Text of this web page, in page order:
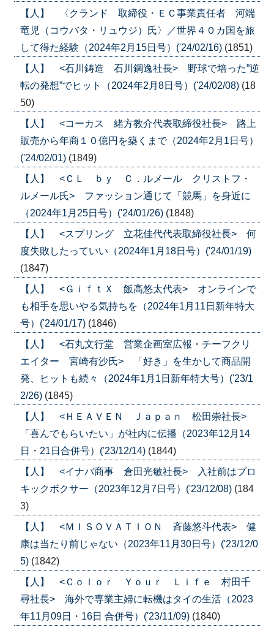
【人】 〈クランド 取締役・ＥＣ事業責任者 河端
竜児（コウバタ・リュウジ）氏〉／世界４０カ国を旅
して得た経験（2024年2月15日号）('24/02/16) (1851)
【人】 <石川鋳造 石川鋼逸社長> 野球で培った”逆
転の発想”でヒット（2024年2月8日号）('24/02/08) (18
50)
【人】 <コーカス 緒方教介代表取締役社長> 路上
販売から年商１０億円を築くまで（2024年2月1日号）
('24/02/01) (1849)
【人】 <ＣＬ ｂｙ Ｃ．ルメール クリストフ・
ルメール氏> ファッション通じて「競馬」を身近に
（2024年1月25日号）('24/01/26) (1848)
【人】 <スプリング 立花佳代代表取締役社長> 何
度失敗したっていい（2024年1月18日号）('24/01/19)
(1847)
【人】 <ＧｉｆｔＸ 飯高悠太代表> オンラインで
も相手を思いやる気持ちを（2024年1月11日新年特大
号）('24/01/17) (1846)
【人】 <石丸文行堂 営業企画室広報・チーフクリ
エイター 宮崎有沙氏> 「好き」を生かして商品開
発、ヒットも続々（2024年1月1日新年特大号）('23/1
2/26) (1845)
【人】 <ＨＥＡＶＥＮ Ｊａｐａｎ 松田崇社長>
「喜んでもらいたい」が社内に伝播（2023年12月14
日・21日合併号）('23/12/14) (1844)
【人】 <イナバ商事 倉田光敏社長> 入社前はプロ
キックボクサー（2023年12月7日号）('23/12/08) (184
3)
【人】 <ＭＩＳＯＶＡＴＩＯＮ 斉藤悠斗代表> 健
康は当たり前じゃない（2023年11月30日号）('23/12/0
5) (1842)
【人】 <Ｃｏｌｏｒ Ｙｏｕｒ Ｌｉｆｅ 村田千
尋社長> 海外で専業主婦に転機はタイの生活（2023
年11月09日・16日 合併号）('23/11/09) (1840)